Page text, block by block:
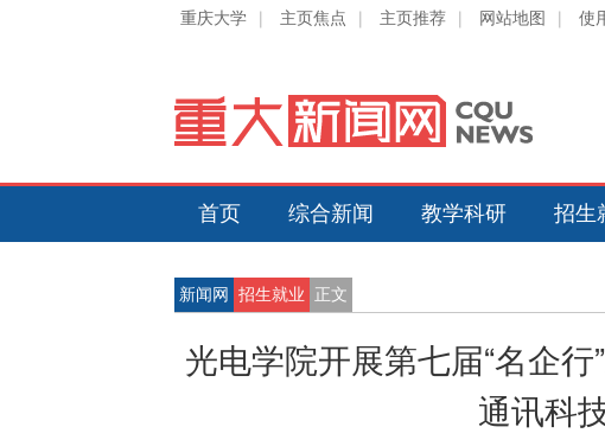
重庆大学 | 主页焦点 | 主页推荐 | 网站地图 | 使
首页 综合新闻 教学科研 招生
新闻网 招生就业 正文
光电学院开展第七届“名企
通讯科